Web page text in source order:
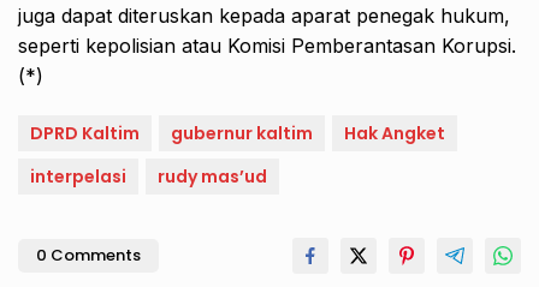
juga dapat diteruskan kepada aparat penegak hukum,
seperti kepolisian atau Komisi Pemberantasan Korupsi.
(*)
DPRD Kaltim gubernur kaltim
Hak Angket
interpelasi
rudy mas’ud
0 Comments